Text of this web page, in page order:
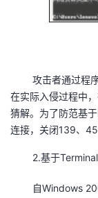
程
认
证
的
实
我
的
持
建
议
攻击者通过程
在实际入侵过程中
猜解。为了防范基
连接，关闭139、
2.基于
自Windows